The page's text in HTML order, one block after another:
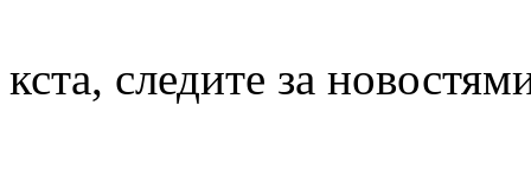
кста, следите за